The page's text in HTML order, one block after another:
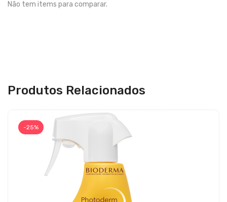
Não tem items para comparar.
Produtos Relacionados
-25%